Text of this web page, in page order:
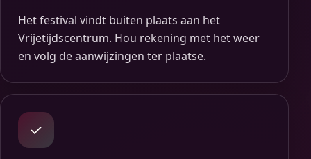
Het festival vindt buiten plaats aan het
Vrijetijdscentrum. Hou rekening met het weer
en volg de aanwijzingen ter plaatse.
✓